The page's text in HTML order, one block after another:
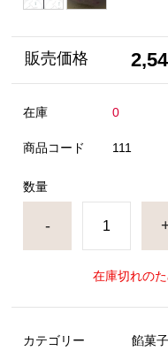
販売価格
在庫 0
商品コード 111
数量
-
在庫切れの
カテゴリー 餡菓